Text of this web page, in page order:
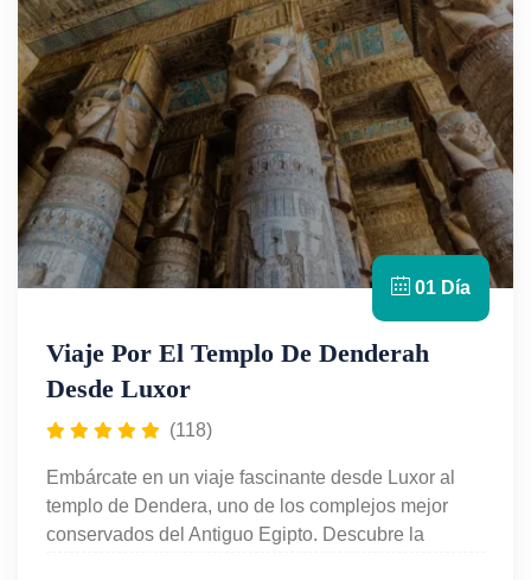
certificado. No te pierdas esta aventura mágica en
el corazón del Antiguo Egipto.
01 Día
Viaje Por El Templo De Denderah
Desde Luxor
(118)
Embárcate en un viaje fascinante desde Luxor al
templo de Dendera, uno de los complejos mejor
conservados del Antiguo Egipto. Descubre la